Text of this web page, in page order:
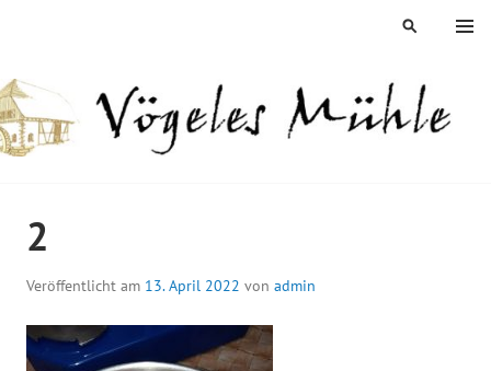
MENÜ
SUCHEN
2
Veröffentlicht am 13. April 2022 von admin